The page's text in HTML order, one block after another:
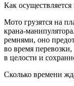
Как
Мото грузятся на
крана-
ремнями, оно
во время перевозки,
в целости и
Сколько времени